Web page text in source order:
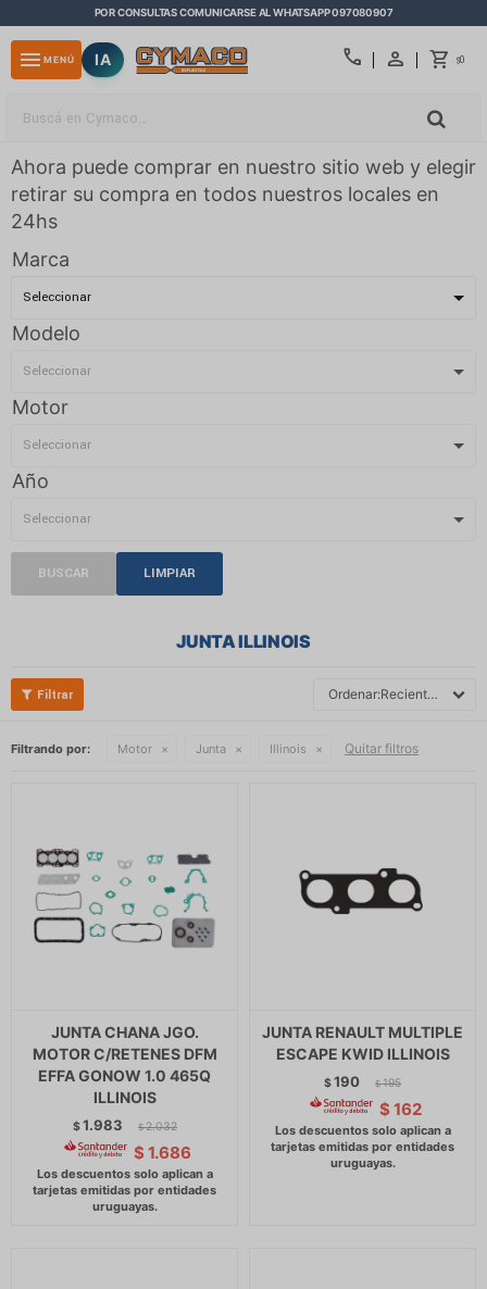
POR CONSULTAS COMUNICARSE AL WHATSAPP 097080907
call $0
menu MENÚ IA
Ahora puede comprar en nuestro sitio web y elegir
retirar su compra en todos nuestros locales en
24hs
Marca
Modelo
Motor
Año
BUSCAR LIMPIAR
JUNTA ILLINOIS
Recientes
Filtrando por: Motor Junta Illinois Quitar filtros
JUNTA CHANA JGO.
MOTOR C/RETENES DFM
EFFA GONOW 1.0 465Q
ILLINOIS
$1.983 $ 2.032
$ 1.686
JUNTA RENAULT MULTIPLE
ESCAPE KWID ILLINOIS
$190 $ 195
$ 162
close